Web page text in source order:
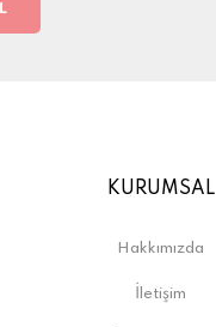
KURUMSAL
Hakkımızda
İletişim